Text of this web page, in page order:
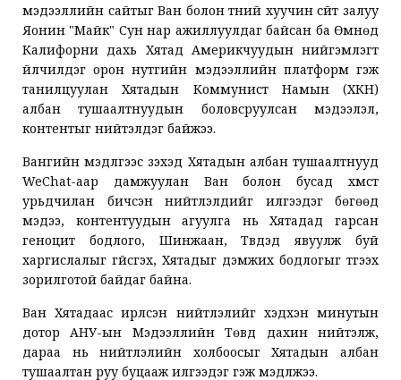
мэдээллийн сайтыг Ван болон түүний хуучин сүйт залуу
Яонин "Майк" Сун нар ажиллуулдаг байсан ба Өмнөд
Калифорни дахь Хятад Америкчуудын нийгэмлэгт
үйлчилдэг орон нутгийн мэдээллийн платформ гэж
танилцуулан Хятадын Коммунист Намын (ХКН)
албан тушаалтнуудын боловсруулсан мэдээлэл,
контентыг нийтэлдэг байжээ.
Вангийн мэдүүлгээс үзэхэд Хятадын албан тушаалтнууд
WeChat-аар дамжуулан Ван болон бусад хүмүүст
урьдчилан бичсэн нийтлэлүүдийг илгээдэг бөгөөд
мэдээ, контентуудын агуулга нь Хятадад гарсан
геноцит бодлого, Шинжаан, Түвдэд явуулж буй
харгислалыг үгүйсгэх, Хятадыг дэмжих бодлогыг түгээх
зорилготой байдаг байна.
Ван Хятадаас ирүүлсэн нийтлэлийг хэдхэн минутын
дотор АНУ-ын Мэдээллийн Төвд дахин нийтэлж,
дараа нь нийтлэлийн холбоосыг Хятадын албан
тушаалтан руу буцааж илгээдэг гэж мэдүүлжээ.